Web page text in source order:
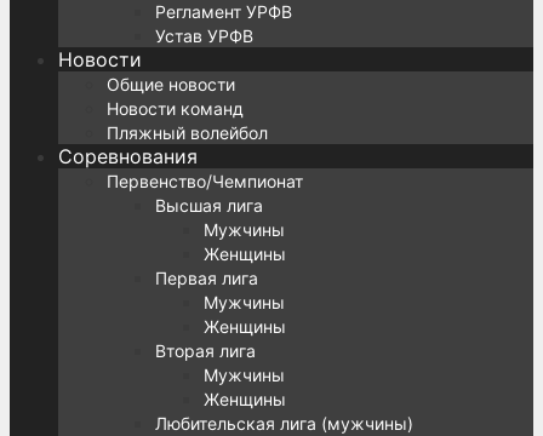
Регламент УРФВ
Устав УРФВ
Новости
Общие новости
Новости команд
Пляжный волейбол
Соревнования
Первенство/Чемпионат
Высшая лига
Мужчины
Женщины
Первая лига
Мужчины
Женщины
Вторая лига
Мужчины
Женщины
Любительская лига (мужчины)